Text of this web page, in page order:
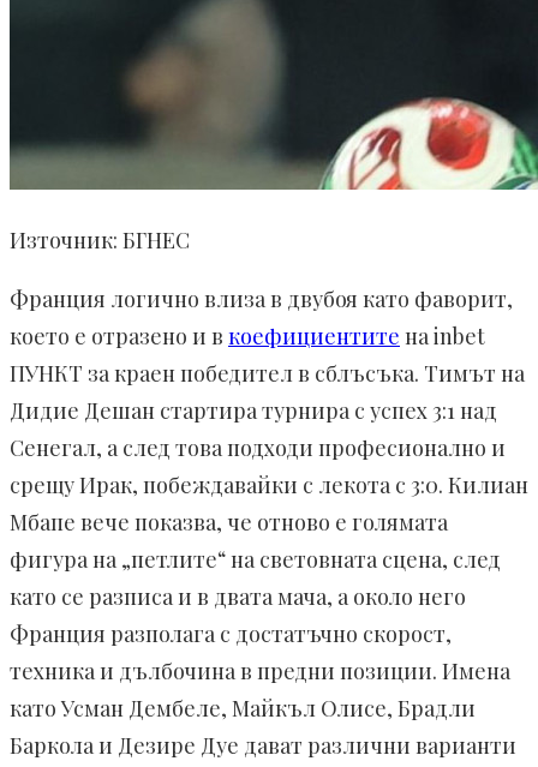
Източник: БГНЕС
Франция логично влиза в двубоя като фаворит,
което е отразено и в коефициентите на inbet
ПУНКТ за краен победител в сблъсъка. Тимът на
Дидие Дешан стартира турнира с успех 3:1 над
Сенегал, а след това подходи професионално и
срещу Ирак, побеждавайки с лекота с 3:0. Килиан
Мбапе вече показва, че отново е голямата
фигура на „петлите“ на световната сцена, след
като се разписа и в двата мача, а около него
Франция разполага с достатъчно скорост,
техника и дълбочина в предни позиции. Имена
като Усман Дембеле, Майкъл Олисе, Брадли
Баркола и Дезире Дуе дават различни варианти